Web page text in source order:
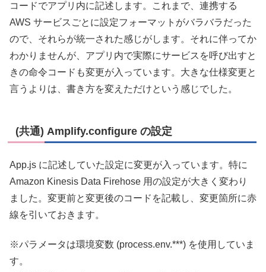
コードでアプリ内に記述します。これまで、連携する
AWS サービスごとに設定フォーマットがバラバラだった
ので、それらが統一された感じがします。それに伴ってか
わかりませんが、アプリ内で実際にサービスを呼び出すと
きの命令コードも変更が入っています。大きな仕様変更と
言うよりは、書き方を変えただけという感じでした。
(共通) Amplify.configure の設定
App.js に記述していた設定に変更が入っています。特に
Amazon Kinesis Data Firehose 用の設定が大きく変わり
ました。変更前と変更後のコードを記載し、変更箇所に赤
線を引いておきます。
※パラメータは環境変数 (process.env.***) を使用していま
す。